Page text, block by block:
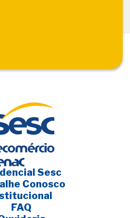
Sesc
Conosco
FAQ